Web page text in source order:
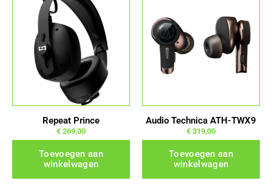
Repeat Prince
€ 269,00
Toevoegen aan
winkelwagen
Audio Technica ATH-TWX9
€ 319,00
Toevoegen aan
winkelwagen